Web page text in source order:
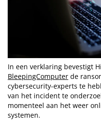
In een verklaring bevestigt
BleepingComputer de
cybersecurity-experts te
van het incident te
momenteel aan het weer
systemen.